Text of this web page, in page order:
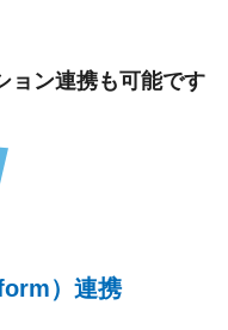
ョン連携も可能です
）連携